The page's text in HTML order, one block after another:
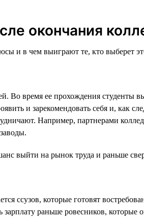
окончания
и в чем выиграют те, кто выберет
Во время ее прохождения
и зарекомендовать себя и, как
Например, партнерами
выйти на рынок труда и раньше
ссузов, которые готовят
зарплату раньше ровесников,